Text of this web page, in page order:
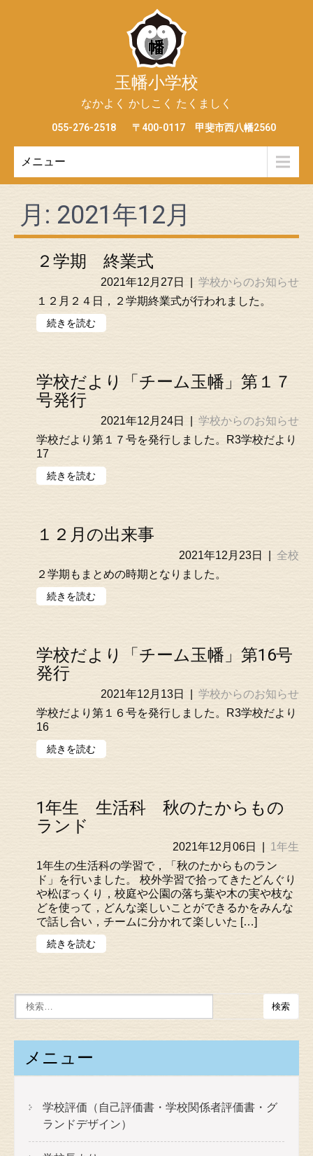
玉幡小学校
なかよく かしこく たくましく
055-276-2518 〒400-0117 甲斐市西八幡2560
メニュー
月: 2021年12月
２学期 終業式
2021年12月27日
学校からのお知らせ
１２月２４日，２学期終業式が行われました。
続きを読む
学校だより「チーム玉幡」第１７
号発行
2021年12月24日
学校からのお知らせ
学校だより第１７号を発行しました。R3学校だより
17
続きを読む
１２月の出来事
2021年12月23日
全校
２学期もまとめの時期となりました。
続きを読む
学校だより「チーム玉幡」第16号
発行
2021年12月13日
学校からのお知らせ
学校だより第１６号を発行しました。R3学校だより
16
続きを読む
1年生 生活科 秋のたからもの
ランド
2021年12月06日
1年生
1年生の生活科の学習で，「秋のたからものラン
ド」を行いました。 校外学習で拾ってきたどんぐり
や松ぼっくり，校庭や公園の落ち葉や木の実や枝な
どを使って，どんな楽しいことができるかをみんな
で話し合い，チームに分かれて楽しいた […]
続きを読む
メニュー
学校評価（自己評価書・学校関係者評価書・グ
ランドデザイン）